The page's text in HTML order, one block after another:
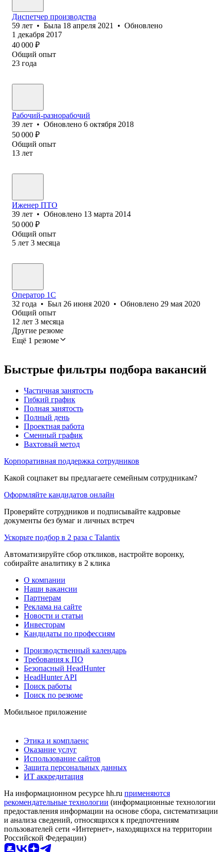
Диспетчер производства
59 лет • Была 18 апреля 2021 • Обновлено
1 декабря 2017
40 000 ₽
Общий опыт
23 года
Рабочий-разнорабочий
39 лет • Обновлено 6 октября 2018
50 000 ₽
Общий опыт
13 лет
Иженер ПТО
39 лет • Обновлено 13 марта 2014
50 000 ₽
Общий опыт
5 лет 3 месяца
Оператор 1C
32 года • Был 26 июня 2020 • Обновлено 29 мая 2020
Общий опыт
12 лет 3 месяца
Другие резюме
Ещё 1 резюме
Быстрые фильтры подбора вакансий
Частичная занятость
Гибкий график
Полная занятость
Полный день
Проектная работа
Сменный график
Вахтовый метод
Корпоративная поддержка сотрудников
Какой соцпакет вы предлагаете семейным сотрудникам?
Оформляйте кандидатов онлайн
Проверяйте сотрудников и подписывайте кадровые
документы без бумаг и личных встреч
Ускорьте подбор в 2 раза с Talantix
Автоматизируйте сбор откликов, настройте воронку,
собирайте аналитику в 2 клика
О компании
Наши вакансии
Партнерам
Реклама на сайте
Новости и статьи
Инвесторам
Кандидаты по профессиям
Производственный календарь
Требования к ПО
Безопасный HeadHunter
HeadHunter API
Поиск работы
Поиск по резюме
Мобильное приложение
Этика и комплаенс
Оказание услуг
Использование сайтов
Защита персональных данных
ИТ аккредитация
На информационном ресурсе hh.ru применяются
рекомендательные технологии (информационные технологии
предоставления информации на основе сбора, систематизации
и анализа сведений, относящихся к предпочтениям
пользователей сети «Интернет», находящихся на территории
Российской Федерации)